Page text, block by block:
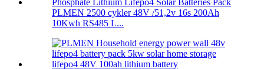
PLMEN 2500 cykler 48V /51,2v 16s 200Ah
10Kwh RS485 L...